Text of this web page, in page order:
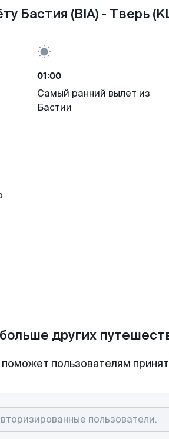
Бастия (BIA) - Тверь
01:00
Самый ранний вылет из
Бастии
других
пользователям